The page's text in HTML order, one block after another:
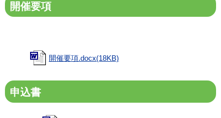
開催要項
開催要項.docx(18KB)
申込書